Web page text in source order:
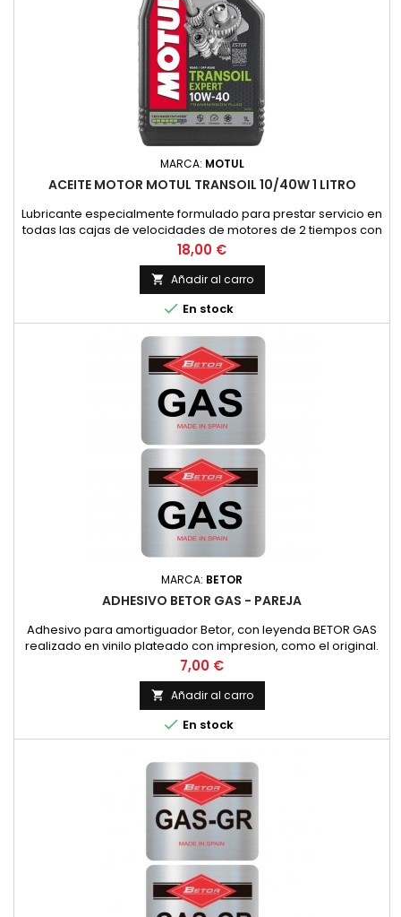
MARCA: MOTUL
ACEITE MOTOR MOTUL TRANSOIL 10/40W 1 LITRO
Lubricante especialmente formulado para prestar servicio en
todas las cajas de velocidades de motores de 2 tiempos con
embrague sumergido, donde el constructor recomienda un
lubricante de viscosidad SAE 10W40 y API GL4. (HONDA,
YAMAHA, SUZUKI, KAWASAKI, ETC.).Asimismo, es
recomendable su uso en todos los grupos de finales de
ciclomotores y scooters con...
Precio
18,00 €
 Añadir al carro
 En stock
MARCA: BETOR
ADHESIVO BETOR GAS - PAREJA
Adhesivo para amortiguador Betor, con leyenda BETOR GAS
realizado en vinilo plateado con impresion, como el original.
PRECIO POR PAREJA
Precio
7,00 €
 Añadir al carro
 En stock